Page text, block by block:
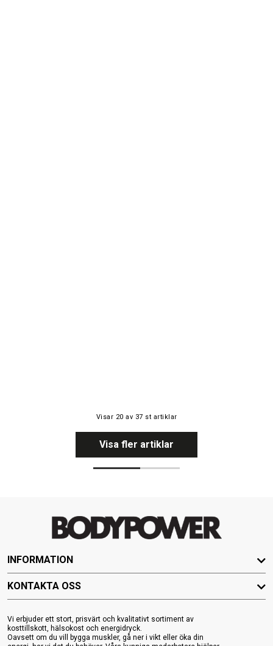
Visar 20 av 37 st artiklar
Visa fler artiklar
Vi erbjuder ett stort, prisvärt och kvalitativt sortiment av
kosttillskott, hälsokost och energidryck.
Oavsett om du vill bygga muskler, gå ner i vikt eller öka din
INFORMATION
KONTAKTA OSS